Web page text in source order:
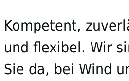
Kompetent,
und flexibel. Wir
Sie da, bei Wind